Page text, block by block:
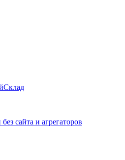
сайта и агрегаторов